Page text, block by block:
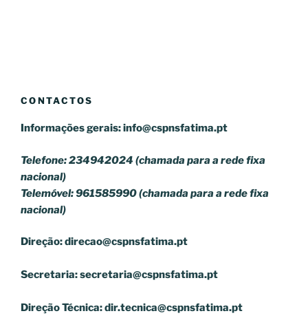
CONTACTOS
Informações gerais:info@cspnsfatima.pt
Telefone: 234942024 (chamada para a rede fixa
nacional)
Telemóvel: 961585990 (chamada para a rede fixa
nacional)
Direção:direcao@cspnsfatima.pt
Secretaria:secretaria@cspnsfatima.pt
Direção Técnica:dir.tecnica@cspnsfatima.pt